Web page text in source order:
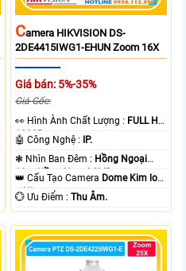
CAmera HIKVISION DS-
2DE4415IWG1-EHUN Zoom 16X
Giá bán: 5%-35%
Giá Gốc:
️👀 Hình Ành Chất Lượng : FULL HD
1080P .
🤖️ Công Nghệ :
IP.
❃ Nhìn Ban Đêm : Hồng Ngoại
10m Hồng Ngoại SMD.
👑 Cấu Tạo Camera Dome Kim loại
+ Nhựa.
️💮 Ưu Điểm :Thu Âm.